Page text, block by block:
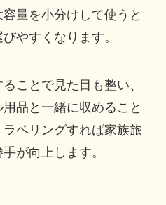
量を小分けして使うと
やすくなります。
ことで見た目も整い、
品と一緒に収めること
ベリングすれば家族旅
が向上します。